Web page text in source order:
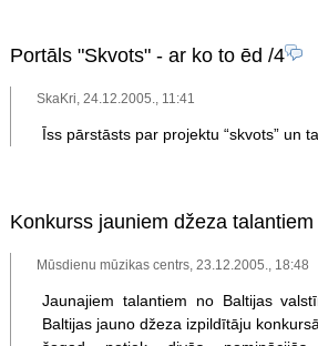
Portāls "Skvots" - ar ko to ēd /4
SkaKri, 24.12.2005., 11:41
Īss pārstāsts par projektu “skvots” un
Konkurss jauniem džeza talantiem
Mūsdienu mūzikas centrs, 23.12.2005., 18:48
Jaunajiem talantiem no Baltijas
Baltijas jauno džeza izpildītāju